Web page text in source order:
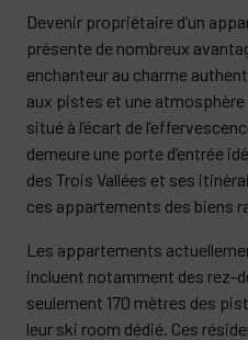
Devenir propriétaire d’un
présente de nombreux
enchanteur au charme
aux pistes et une atmosphère
situé à l’écart de
demeure une porte d’entrée
des Trois Vallées et ses
ces appartements des biens
Les appartements
incluent notamment des rez-
seulement 170 mètres des
leur ski room dédié. Ces